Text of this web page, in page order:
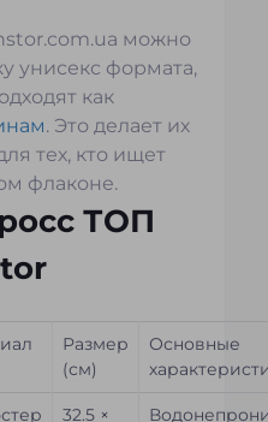
можно
унисекс формата,
как
. Это делает их
тех, кто ищет
флаконе.
ТОП
Размер
(см)
Основные
32.5 ×